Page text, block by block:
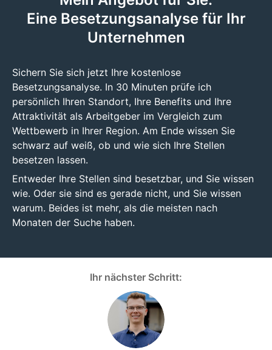
Eine Besetzungsanalyse für Ihr
Unternehmen
Sichern Sie sich jetzt Ihre kostenlose
Besetzungsanalyse. In 30 Minuten prüfe ich
persönlich Ihren Standort, Ihre Benefits und Ihre
Attraktivität als Arbeitgeber im Vergleich zum
Wettbewerb in Ihrer Region. Am Ende wissen Sie
schwarz auf weiß, ob und wie sich Ihre Stellen
besetzen lassen.
Entweder Ihre Stellen sind besetzbar, und Sie wissen
wie. Oder sie sind es gerade nicht, und Sie wissen
warum. Beides ist mehr, als die meisten nach
Monaten der Suche haben.
Ihr nächster Schritt: